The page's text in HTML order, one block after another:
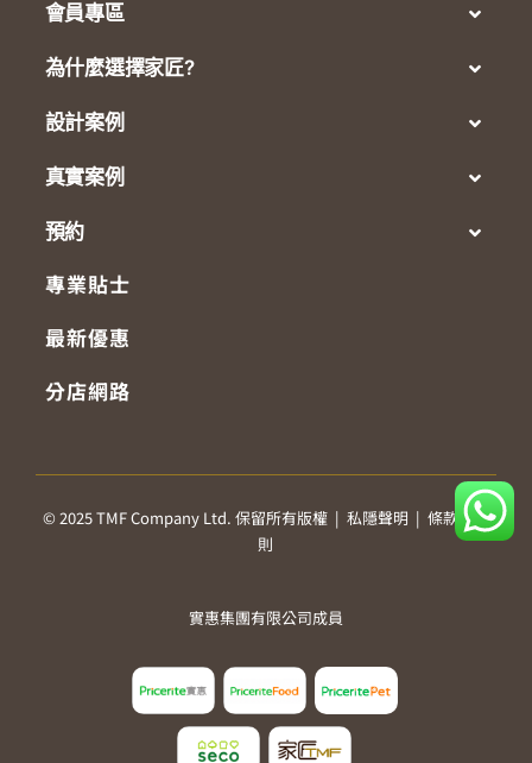
會員專區
為什麼選擇家匠?
設計案例
真實案例
預約
專業貼士
最新優惠
分店網路
© 2025 TMF Company Ltd. 保留所有版權 |私隱聲明 |條款及細
則
實惠集團有限公司成員